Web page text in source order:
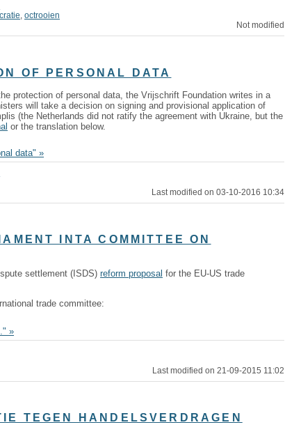
,octrooien
Not modified
OF PERSONAL DATA
protection of personal data, the Vrijschrift Foundation writes in a
will take a decision on signing and provisional application of
(the Netherlands did not ratify the agreement with Ukraine, but the
or the translation below.
data" »
Last modified on 03-10-2016 10:34
INTA COMMITTEE ON
settlement (ISDS)reform proposal for the EU-US trade
trade committee:
»
Last modified on 21-09-2015 11:02
TEGEN HANDELSVERDRAGEN